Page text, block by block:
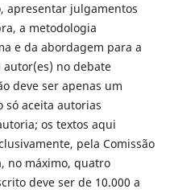
apresentar julgamentos
a metodologia
e da abordagem para a
autor(es) no debate
deve ser apenas um
só aceita autorias
os textos aqui
pela Comissão
no máximo, quatro
deve ser de 10.000 a